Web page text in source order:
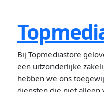
Bij Topmediastore
een uitzonderlijke
hebben we ons